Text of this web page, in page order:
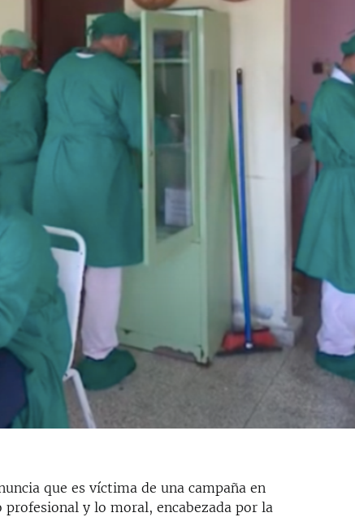
que es víctima de una campaña en
y lo moral, encabezada por la